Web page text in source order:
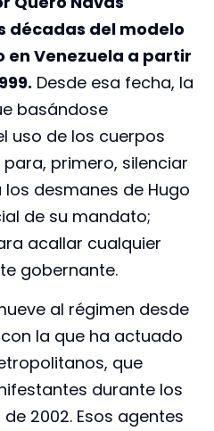
décadas del modelo
Venezuela a partir
Desde esa fecha, la
basándose
uso de los cuerpos
primero, silenciar
desmanes de Hugo
de su mandato;
acallar cualquier
gobernante.
al régimen desde
la que ha actuado
que
durante los
de 2002. Esos agentes